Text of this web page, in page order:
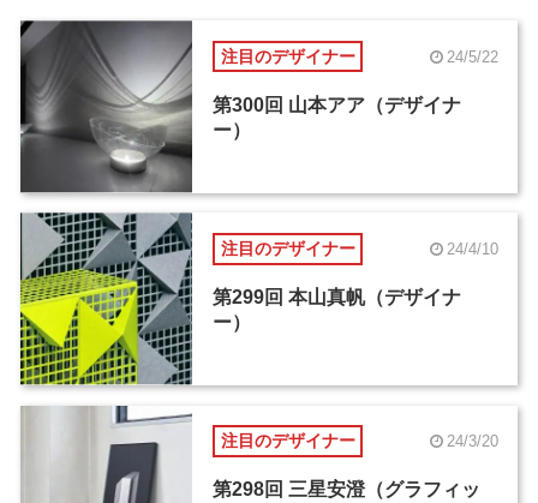
注目のデザイナー 24/5/22
第300回 山本アア（デザイナ
ー）
注目のデザイナー 24/4/10
第299回 本山真帆（デザイナ
ー）
注目のデザイナー 24/3/20
第298回 三星安澄（グラフィッ